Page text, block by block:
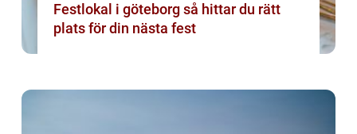
Festlokal i göteborg så hittar du rätt
plats för din nästa fest